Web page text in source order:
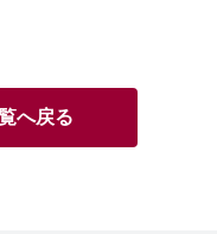
へ戻る